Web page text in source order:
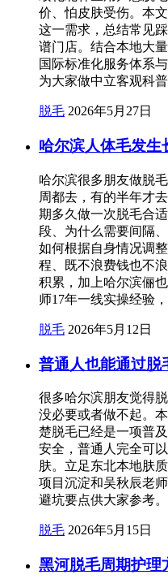
价、怕皮肤受伤。本
这一需求，总结常见
谱门店。结合本地大
国际标准化服务体系
为大家做中立客观科普
脱毛 2026年5月27日
哈尔滨人体毛发生
哈尔滨很多朋友做脱
周都去，有的半年才
期多久做一次脱毛合
段、为什么需要间隔
如何根据自身情况调
程、既不浪费钱也不
积累，加上哈尔滨俪
师17年一线实操经验
脱毛 2026年5月12日
普通人也能通过脱
很多哈尔滨朋友觉得
没必要或者做不起。
楚脱毛已经是一项普
安全，普通人完全可
肤。立足东北本地肤
项目沉淀和吴秋辰老
避坑要点供大家参考。
脱毛 2026年5月15日
黑河脱毛周期护理